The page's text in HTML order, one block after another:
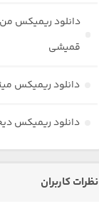
دانلود ریمیکس
قمیشی
دانلود ریمیکس
دانلود ریمیکس
نظرات کاربران